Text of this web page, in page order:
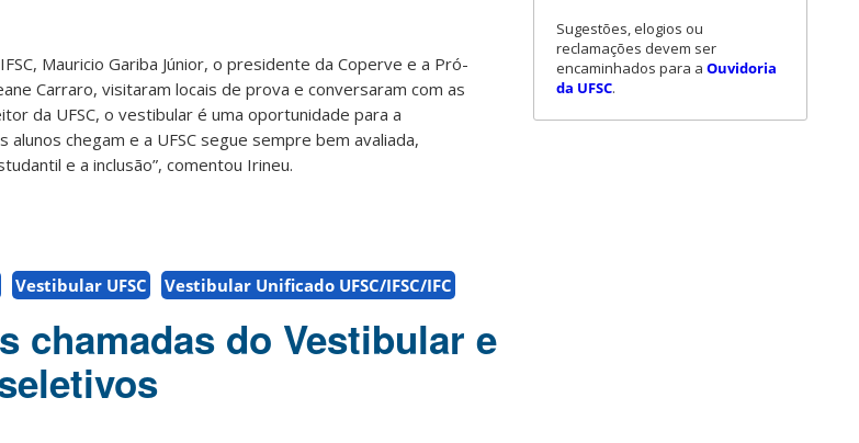
Mauricio Gariba Júnior, o presidente da Coperve e a Pró-
Carraro, visitaram locais de prova e conversaram com as
da UFSC, o vestibular é uma oportunidade para a
chegam e a UFSC segue sempre bem avaliada,
e a inclusão”, comentou Irineu.
Vestibular UFSC Vestibular Unificado UFSC/IFSC/IFC
chamadas do Vestibular e
Sugestões, elogios ou
reclamações devem ser
encaminhados para a Ouvidoria
da UFSC.